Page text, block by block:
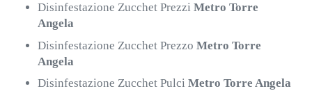
Disinfestazione Zucchet PrezziMetro Torre
Angela
Disinfestazione Zucchet PrezzoMetro Torre
Angela
Disinfestazione Zucchet PulciMetro Torre Angela